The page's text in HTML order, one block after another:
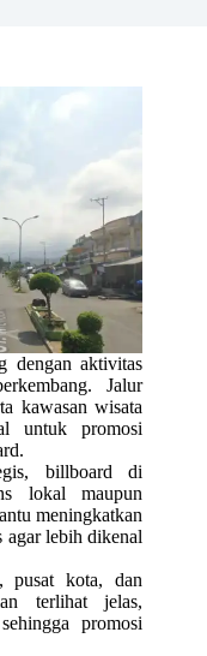
dengan aktivitas
Jalur
kawasan wisata
untuk promosi
billboard di
lokal maupun
meningkatkan
agar lebih dikenal
pusat kota, dan
terlihat jelas,
promosi